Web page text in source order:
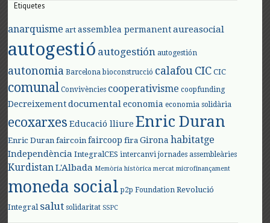
Etiquetes
anarquisme art assemblea permanent aureasocial
autogestió autogestión autogestión
autonomia Barcelona bioconstrucció calafouCIC CIC
comunal Convivències cooperativisme coopfunding
Decreixement documental economia economia solidària
ecoxarxes Educació lliure Enric Duran
Enric Duran faircoin faircoop fira Girona habitatge
Independència IntegralCES intercanvi jornades assembleàries
KurdistanL'Albada Memòria històrica mercat microfinançament
moneda social p2p Foundation Revolució
Integral salut solidaritat SSPC